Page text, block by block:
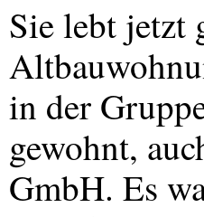
Sie lebt jetzt
in der
gewohnt,
GmbH. Es